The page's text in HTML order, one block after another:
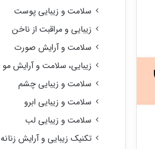
سلامت و زیبایی پوست
زیبایی و مراقبت از ناخن
سلامت و آرایش صورت
زیبایی، سلامت و آرایش مو
سلامت و زیبایی چشم
سلامت و زیبایی ابرو
سلامت و زیبایی لب
تکنیک زیبایی و آرایش زنانه